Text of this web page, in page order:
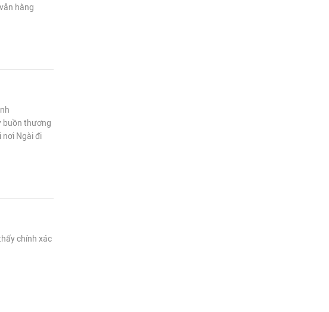
hằng
buồn thương
nơi Ngài đi
chính xác